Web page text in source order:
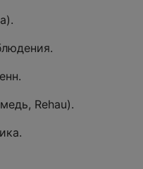
Rehau).